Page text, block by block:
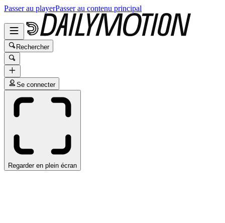
Passer au playerPasser au contenu principal
Rechercher
Se connecter
Regarder en plein écran